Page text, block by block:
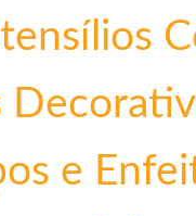
e